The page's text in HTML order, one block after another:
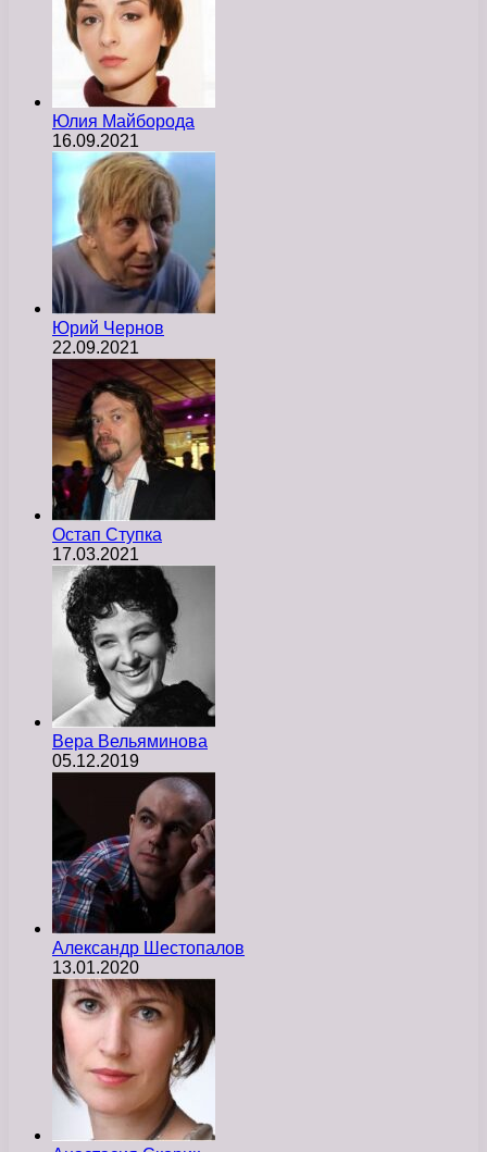
Юлия Майборода
16.09.2021
Юрий Чернов
22.09.2021
Остап Ступка
17.03.2021
Вера Вельяминова
05.12.2019
Александр Шестопалов
13.01.2020